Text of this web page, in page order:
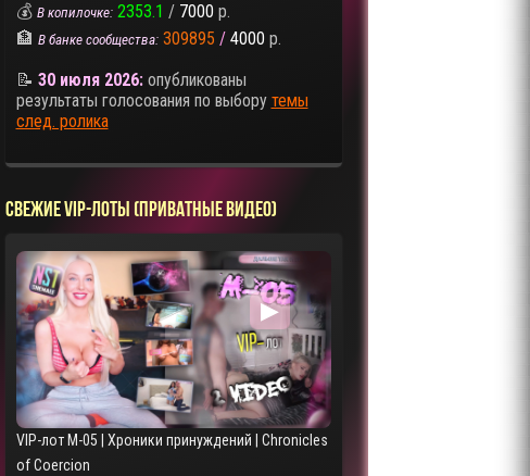
💰 В копилочке: 2353.1 / 7000 р.
🏦 В банке сообщества: 309895 / 4000 р.
📝 30 июля 2026:опубликованы
результаты голосования по выбору темы
след. ролика
СВЕЖИЕ VIP-ЛОТЫ (ПРИВАТНЫЕ ВИДЕО)
▶
VIP-лот M-05 | Хроники принуждений | Chronicles
of Coercion